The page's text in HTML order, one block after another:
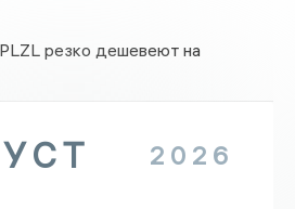
резко дешевеют на
2026